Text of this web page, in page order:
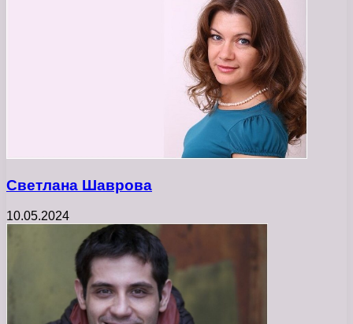
Светлана Шаврова
10.05.2024